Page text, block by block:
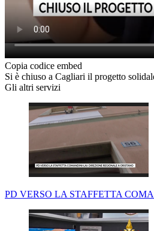
Copia codice embed
Si è chiuso a Cagliari il progetto
Gli altri servizi
PD VERSO LA STAFFETTA